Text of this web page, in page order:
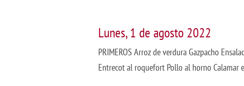
Lunes, 1 de agosto 2022
PRIMEROS Arroz de verdura Gazpacho
Entrecot al roquefort Pollo al horno Calamar